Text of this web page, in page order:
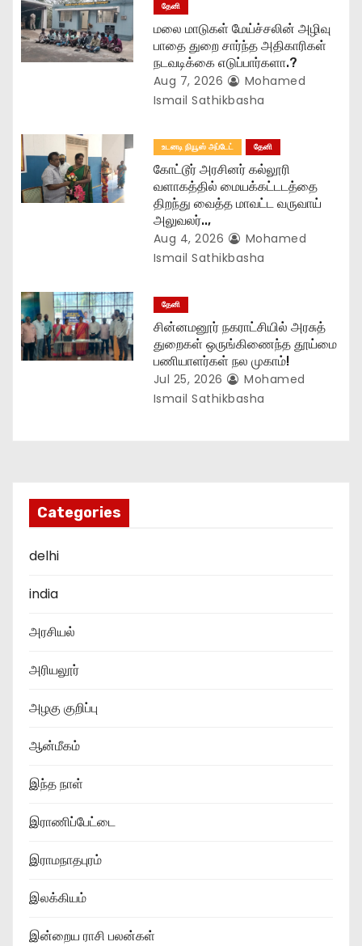
t
i
n
தேனி
மலை மாடுகள் மேய்ச்சலின் அழிவு
பாதை துறை சார்ந்த அதிகாரிகள்
நடவடிக்கை எடுப்பார்களா.?
Aug 7, 2026
Mohamed
Ismail Sathikbasha
உடனடி நியூஸ் அப்டேட் தேனி
கோட்டூர் அரசினர் கல்லூரி
வளாகத்தில் மையக்கட்டடத்தை
திறந்து வைத்த மாவட்ட வருவாய்
அலுவலர்..,
Aug 4, 2026
Mohamed
Ismail Sathikbasha
தேனி
சின்னமனூர் நகராட்சியில் அரசுத்
துறைகள் ஒருங்கிணைந்த தூய்மை
பணியாளர்கள் நல முகாம்!
Jul 25, 2026
Mohamed
Ismail Sathikbasha
Categories
delhi
india
அரசியல்
அரியலூர்
அழகு குறிப்பு
ஆன்மீகம்
இந்த நாள்
இராணிப்பேட்டை
இராமநாதபுரம்
இலக்கியம்
இன்றைய ராசி பலன்கள்